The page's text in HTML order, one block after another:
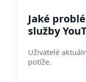
Jaké
služby
Uživatelé
potíže.